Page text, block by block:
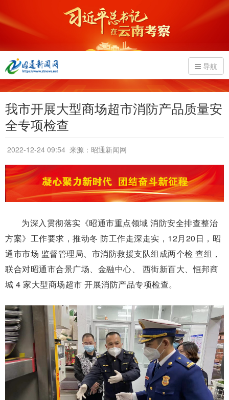
导航
我市开展大型商场超市消防产品质量安
全专项检查
2022-12-24 09:54 来源：昭通新闻网
为深入贯彻落实《昭通市重点领域 消防安全排查整治
方案》工作要求，推动冬 防工作走深走实，12月20日，昭
通市市场 监督管理局、市消防救援支队组成两个检 查组，
联合对昭通市合景广场、金融中心、 西街新百大、恒邦商
城 4 家大型商场超市 开展消防产品专项检查。